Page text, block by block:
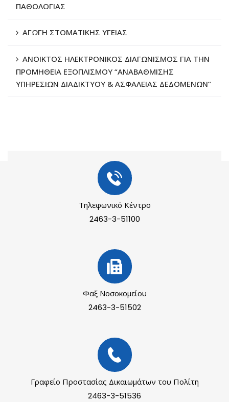
ΠΑΘΟΛΟΓΙΑΣ
ΑΓΩΓΗ ΣΤΟΜΑΤΙΚΗΣ ΥΓΕΙΑΣ
ΑΝΟΙΚΤΟΣ ΗΛΕΚΤΡΟΝΙΚΟΣ ΔΙΑΓΩΝΙΣΜΟΣ ΓΙΑ ΤΗΝ
ΠΡΟΜΗΘΕΙΑ ΕΞΟΠΛΙΣΜΟΥ “ΑΝΑΒΑΘΜΙΣΗΣ
ΥΠΗΡΕΣΙΩΝ ΔΙΑΔΙΚΤΥΟΥ & ΑΣΦΑΛΕΙΑΣ ΔΕΔΟΜΕΝΩΝ”
Τηλεφωνικό Κέντρο
2463-3-51100
Φαξ Νοσοκομείου
2463-3-51502
Γραφείο Προστασίας Δικαιωμάτων του Πολίτη
2463-3-51536